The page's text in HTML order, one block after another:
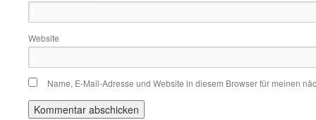
Website
Name, E-Mail-Adresse und Website in diesem Browser für meinen